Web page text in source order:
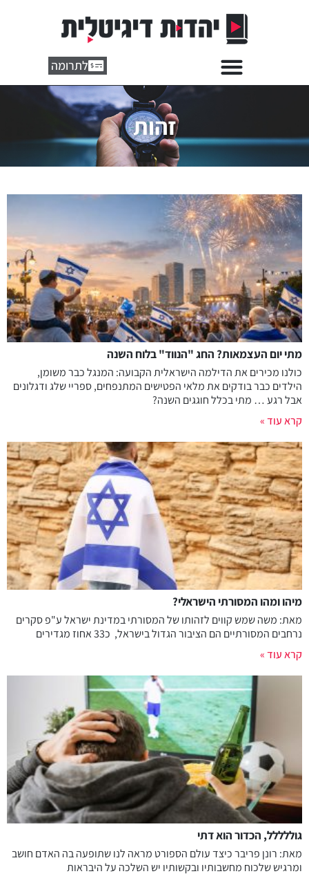
לתרומה
זהות
מתי יום העצמאות? החג "הנווד" בלוח השנה
כולנו מכירים את הדילמה הישראלית הקבועה: המנגל כבר משומן,
הילדים כבר בודקים את מלאי הפטישים המתנפחים, ספריי שלג ודגלונים
אבל רגע … מתי בכלל חוגגים השנה?
קרא עוד »
מיהו ומהו המסורתי הישראלי?
מאת: משה שמש קווים לזהותו של המסורתי במדינת ישראל ע"פ סקרים
נרחבים המסורתיים הם הציבור הגדול בישראל, כ33 אחוז מגדירים
קרא עוד »
גוללללל, הכדור הוא דתי
מאת: רונן פריבר כיצד עולם הספורט מראה לנו שתופעה בה האדם חושב
ומרגיש שלכוח מחשבותיו ובקשותיו יש השלכה על היבראות